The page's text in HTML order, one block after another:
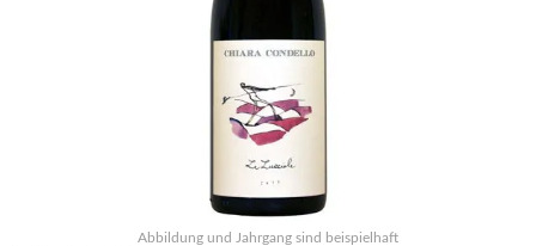
Abbildung und Jahrgang sind beispielhaft